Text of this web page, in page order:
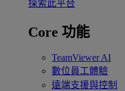
探索此平台
Core 功能
TeamViewer AI
數位員工體驗
遠端支援與控制